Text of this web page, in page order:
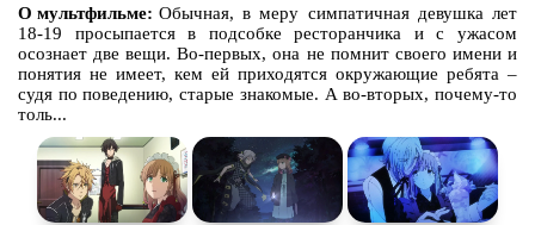
О мультфильме: Обычная, в меру симпатичная девушка лет
18-19 просыпается в подсобке ресторанчика и с ужасом
осознает две вещи. Во-первых, она не помнит своего имени и
понятия не имеет, кем ей приходятся окружающие ребята –
судя по поведению, старые знакомые. А во-вторых, почему-то
толь...